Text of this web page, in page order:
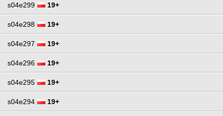
s04e299 19+
s04e298 19+
s04e297 19+
s04e296 19+
s04e295 19+
s04e294 19+